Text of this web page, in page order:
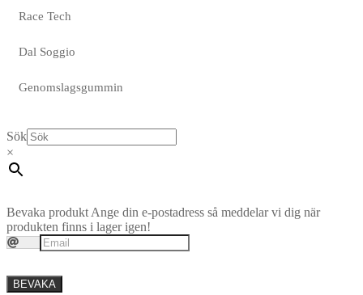
Race Tech
Dal Soggio
Genomslagsgummin
Sök
×
Bevaka produkt Ange din e-postadress så meddelar vi dig när
produkten finns i lager igen!
BEVAKA